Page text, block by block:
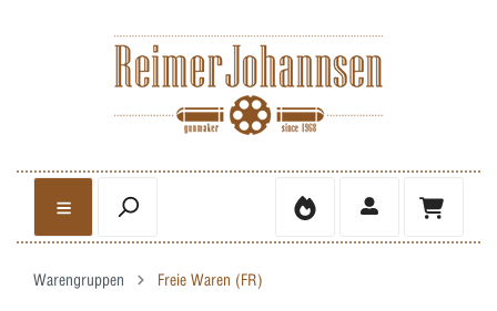
Warengruppen Freie Waren (FR)